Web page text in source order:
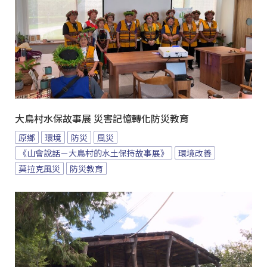
大鳥村水保故事展 災害記憶轉化防災教育
原鄉 環境 防災
風災
《山會說話－大鳥村的水土保持故事展》
環境改善
莫拉克風災
防災教育